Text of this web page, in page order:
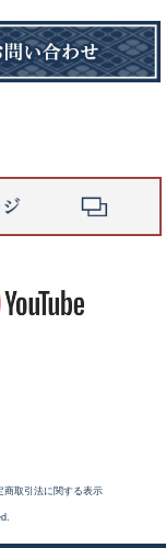
商取引法に関する表示